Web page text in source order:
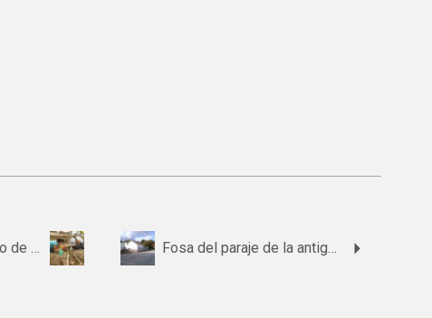
Fosa 1 del cementerio de Jimena de la Frontera Fosa del paraje de la antigua casa de postas